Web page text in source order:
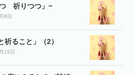
祈りつつ」−
8日
ること」（2）
15日